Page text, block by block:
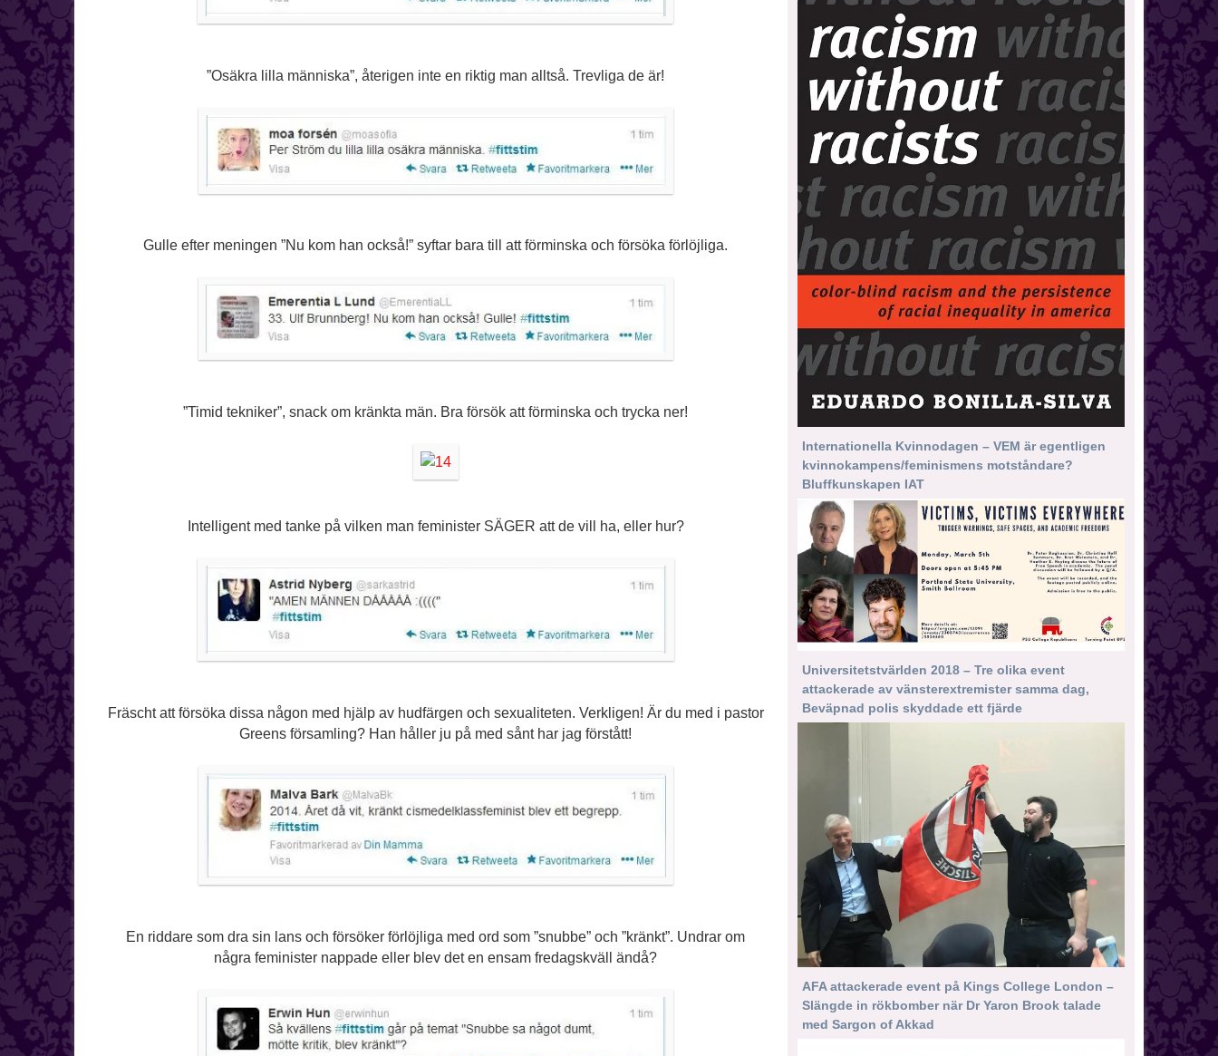
”Osäkra lilla människa”, återigen inte en riktig man alltså. Trevliga de är!
Gulle efter meningen ”Nu kom han också!” syftar bara till att förminska och försöka förlöjliga.
”Timid tekniker”, snack om kränkta män. Bra försök att förminska och trycka ner!
Intelligent med tanke på vilken man feminister SÄGER att de vill ha, eller hur?
Fräscht att försöka dissa någon med hjälp av hudfärgen och sexualiteten. Verkligen! Är du med i pastor
Greens församling? Han håller ju på med sånt har jag förstått!
En riddare som dra sin lans och försöker förlöjliga med ord som ”snubbe” och ”kränkt”. Undrar om
några feminister nappade eller blev det en ensam fredagskväll ändå?
Internationella Kvinnodagen – VEM är egentligen
kvinnokampens/feminismens motståndare?
Bluffkunskapen IAT
Universitetstvärlden 2018 – Tre olika event
attackerade av vänsterextremister samma dag,
Beväpnad polis skyddade ett fjärde
AFA attackerade event på Kings College London –
Slängde in rökbomber när Dr Yaron Brook talade
med Sargon of Akkad